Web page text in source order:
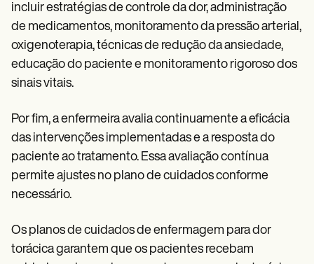
incluir estratégias de controle da dor, administração
de medicamentos, monitoramento da pressão arterial,
oxigenoterapia, técnicas de redução da ansiedade,
educação do paciente e monitoramento rigoroso dos
sinais vitais.
Por fim, a enfermeira avalia continuamente a eficácia
das intervenções implementadas e a resposta do
paciente ao tratamento. Essa avaliação contínua
permite ajustes no plano de cuidados conforme
necessário.
Os planos de cuidados de enfermagem para dor
torácica garantem que os pacientes recebam